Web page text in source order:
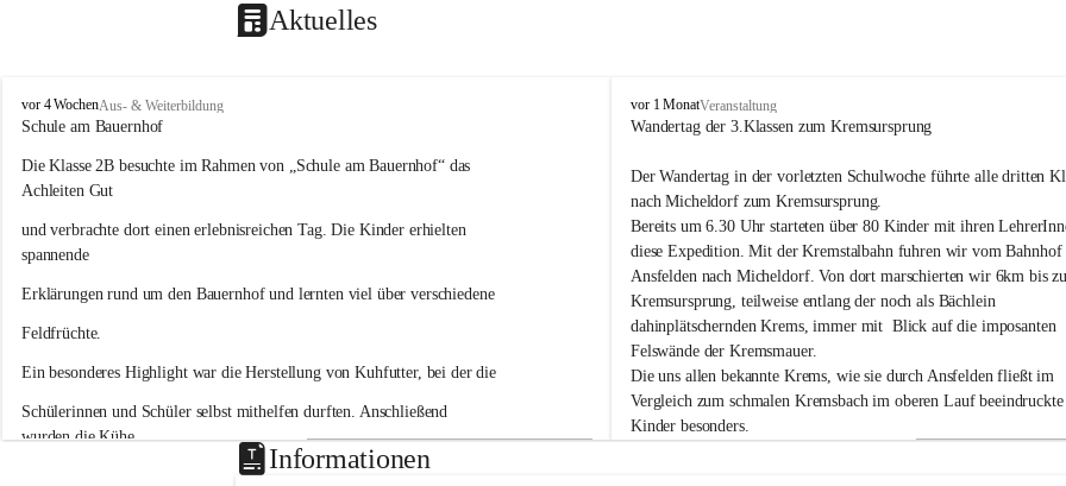
Aktuelles
V
o
k
s
c
h
l
H
a
i
d
vor 4 WochenAus- & Weiterbildung
Schule am Bauernhof
Die Klasse 2B besuchte im Rahmen von „Schule am Bauernhof“ das
Achleiten Gut
und verbrachte dort einen erlebnisreichen Tag. Die Kinder erhielten
spannende
Erklärungen rund um den Bauernhof und lernten viel über verschiedene
Feldfrüchte.
Ein besonderes Highlight war die Herstellung von Kuhfutter, bei der die
Schülerinnen und Schüler selbst mithelfen durften. Anschließend
wurden die Kühe
gefüttert und mit Heu versorgt. Auch das Buttermachen bereitete den
V
o
k
s
c
h
u
l
e
H
a
i
d
vor 1 MonatVeranstaltung
Wandertag der 3.Klassen zum Kremsursprung
Der Wandertag in der vorletzten Schulwoche führte alle dritten
nach Micheldorf zum Kremsursprung.
Bereits um 6.30 Uhr starteten über 80 Kinder mit ihren
diese Expedition. Mit der Kremstalbahn fuhren wir vom Bahnhof
Ansfelden nach Micheldorf. Von dort marschierten wir 6km bis
Kremsursprung, teilweise entlang der noch als Bächlein
dahinplätschernden Krems, immer mit  Blick auf die imposanten
Felswände der Kremsmauer.
Die uns allen bekannte Krems, wie sie durch Ansfelden fließt im
Vergleich zum schmalen Kremsbach im oberen Lauf
Kinder besonders.
Informationen